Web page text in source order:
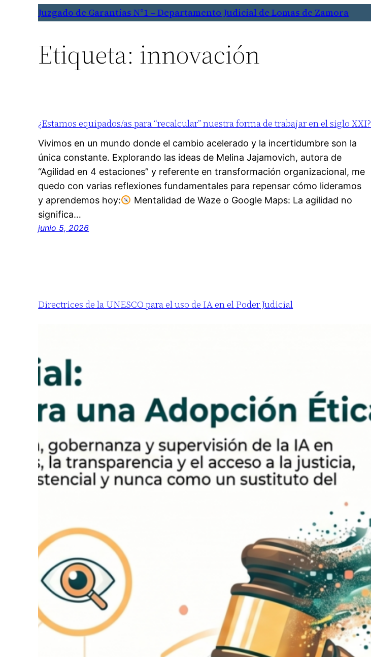
Juzgado de Garantías N°1 – Departamento Judicial de Lomas de Zamora
Etiqueta: innovación
¿Estamos equipados/as para “recalcular” nuestra forma de trabajar en el siglo XXI?
Vivimos en un mundo donde el cambio acelerado y la incertidumbre son la
única constante. Explorando las ideas de Melina Jajamovich, autora de
“Agilidad en 4 estaciones” y referente en transformación organizacional, me
quedo con varias reflexiones fundamentales para repensar cómo lideramos
y aprendemos hoy:
Mentalidad de Waze o Google Maps: La agilidad no
significa…
junio 5, 2026
Directrices de la UNESCO para el uso de IA en el Poder Judicial